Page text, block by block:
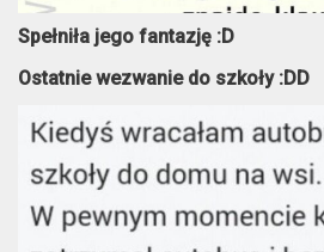
Spełniła jego fantazję :D
Ostatnie wezwanie do szkoły :DD